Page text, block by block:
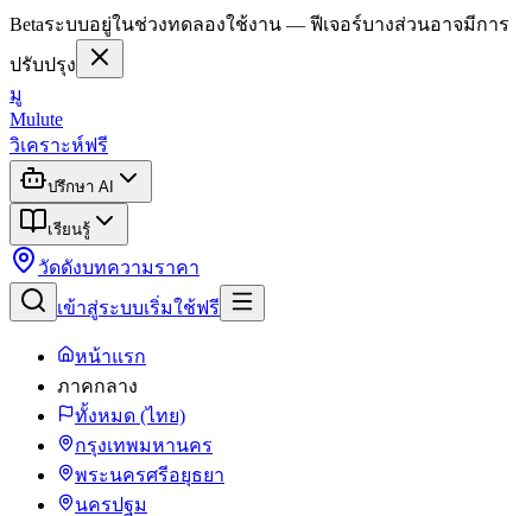
Betaระบบอยู่ในช่วงทดลองใช้งาน — ฟีเจอร์บางส่วนอาจมีการ
ปรับปรุง
มู
Mulute
วิเคราะห์ฟรี
ปรึกษา AI
เรียนรู้
วัดดังบทความราคา
เข้าสู่ระบบเริ่มใช้ฟรี
หน้าแรก
ภาคกลาง
ทั้งหมด (ไทย)
กรุงเทพมหานคร
พระนครศรีอยุธยา
นครปฐม